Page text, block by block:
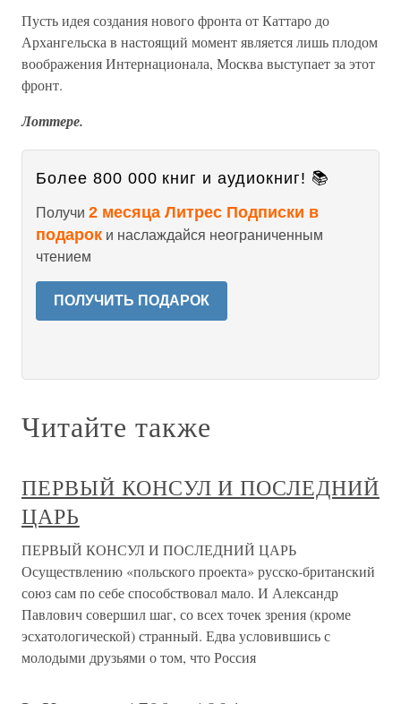
Пусть идея создания нового фронта от Каттаро до
Архангельска в настоящий момент является лишь плодом
воображения Интернационала, Москва выступает за этот
фронт.
Лоттере.
Более 800 000 книг и аудиокниг! 📚
Получи 2 месяца Литрес Подписки в
подарок и наслаждайся неограниченным
чтением
ПОЛУЧИТЬ ПОДАРОК
Читайте также
ПЕРВЫЙ КОНСУЛ И ПОСЛЕДНИЙ
ЦАРЬ
ПЕРВЫЙ КОНСУЛ И ПОСЛЕДНИЙ ЦАРЬ
Осуществлению «польского проекта» русско-британский
союз сам по себе способствовал мало. И Александр
Павлович совершил шаг, со всех точек зрения (кроме
эсхатологической) странный. Едва условившись с
молодыми друзьями о том, что Россия